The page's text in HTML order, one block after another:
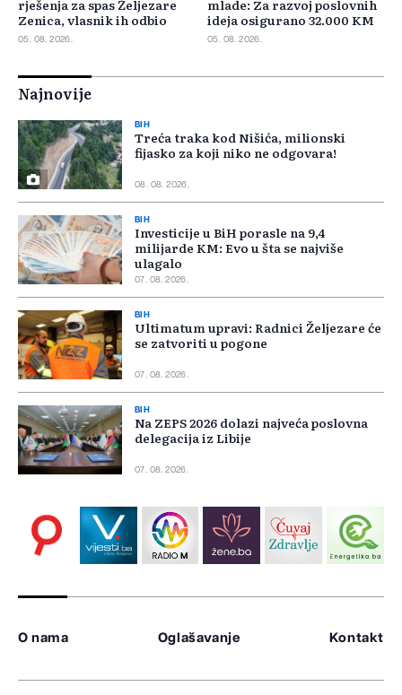
rješenja za spas Željezare
Zenica, vlasnik ih odbio
05. 08. 2026.
mlade: Za razvoj poslovnih
ideja osigurano 32.000 KM
05. 08. 2026.
Najnovije
BIH
Treća traka kod Nišića, milionski
fijasko za koji niko ne odgovara!
08. 08. 2026.
BIH
Investicije u BiH porasle na 9,4
milijarde KM: Evo u šta se najviše
ulagalo
07. 08. 2026.
BIH
Ultimatum upravi: Radnici Željezare će
se zatvoriti u pogone
07. 08. 2026.
BIH
Na ZEPS 2026 dolazi najveća poslovna
delegacija iz Libije
07. 08. 2026.
O nama Oglašavanje Kontakt